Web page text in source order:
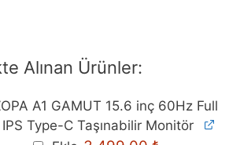
Alınan Ürünler:
A1 GAMUT 15.6 inç 60Hz Full
IPS Type-C Taşınabilir Monitör